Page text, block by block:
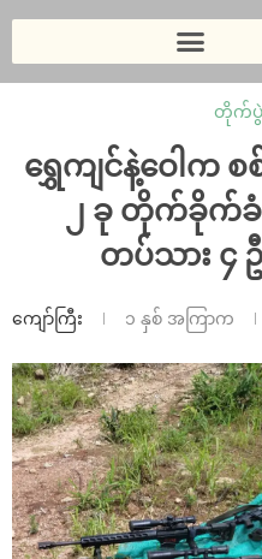
တိုက်ပွဲ
ရွှေကျင်နဲ့ဝေါက
၂ ခု တိုက်ခိုက်ခံ
တပ်သား ၄
ကျော်ကြီး ၁ နှစ် အကြာက